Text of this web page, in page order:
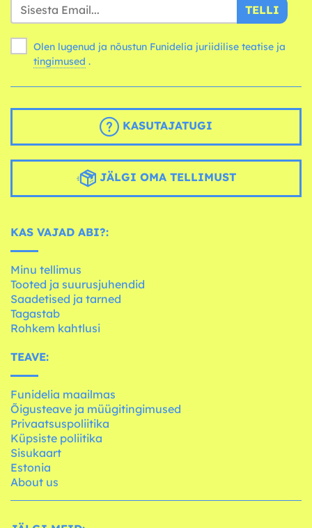
TELLI
Olen lugenud ja nõustun Funidelia juriidilise teatise ja
tingimused .
KASUTAJATUGI
JÄLGI OMA TELLIMUST
KAS VAJAD ABI?:
Minu tellimus
Tooted ja suurusjuhendid
Saadetised ja tarned
Tagastab
Rohkem kahtlusi
TEAVE:
Funidelia maailmas
Õigusteave ja müügitingimused
Privaatsuspoliitika
Küpsiste poliitika
Sisukaart
Estonia
About us